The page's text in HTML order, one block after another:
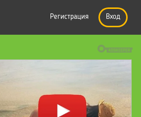
Регистрация Вход